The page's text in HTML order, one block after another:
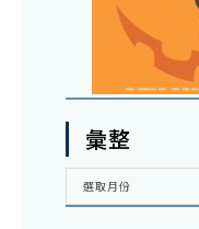
彙整
彙
選取月份